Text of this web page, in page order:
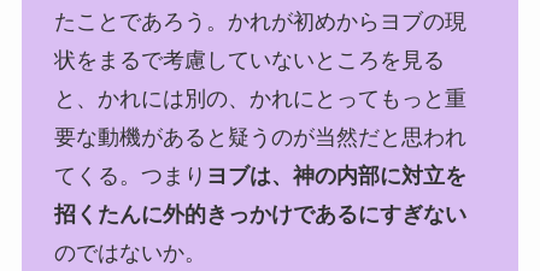
たことであろう。かれが初めからヨブの現
状をまるで考慮していないところを見る
と、かれには別の、かれにとってもっと重
要な動機があると疑うのが当然だと思われ
てくる。つまり ヨブは、神の内部に対立を
招くたんに外的きっかけであるにすぎない
のではないか。